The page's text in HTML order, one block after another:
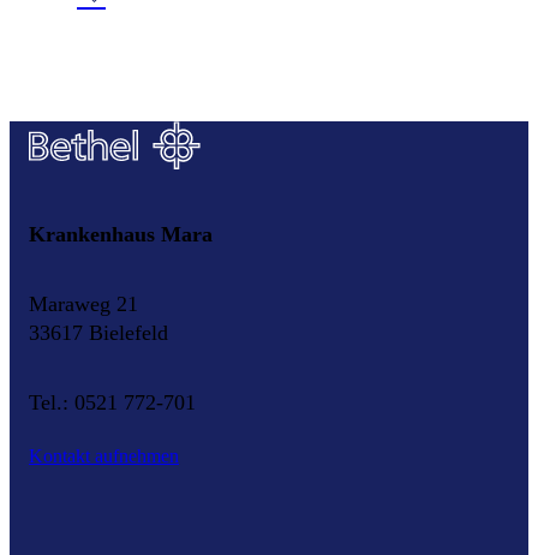
Krankenhaus Mara
Maraweg 21
33617 Bielefeld
Tel.: 0521 772-701
Kontakt aufnehmen